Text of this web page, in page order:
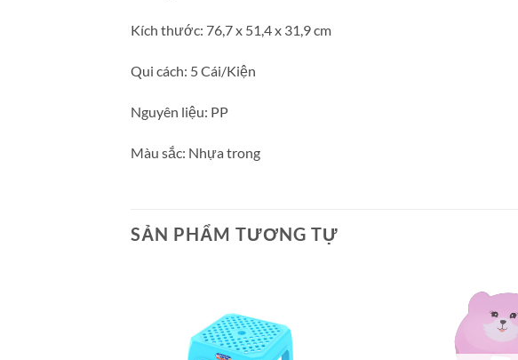
Kích thước: 76,7 x 51,4 x 31,9 cm
Qui cách: 5 Cái/Kiện
Nguyên liệu: PP
Màu sắc: Nhựa trong
SẢN PHẨM TƯƠNG TỰ